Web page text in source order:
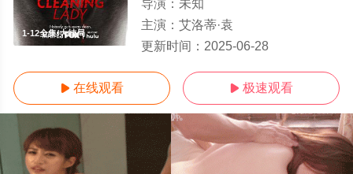
1-12全集/大结局
导演： 未知
主演： 艾洛蒂·袁
更新时间： 2025-06-28
 在线观看  极速观看